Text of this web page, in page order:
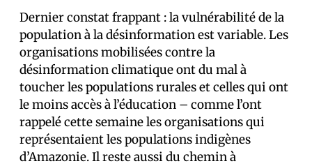
Dernier constat frappant : la vulnérabilité de la
population à la désinformation est variable. Les
organisations mobilisées contre la
désinformation climatique ont du mal à
toucher les populations rurales et celles qui ont
le moins accès à l’éducation – comme l’ont
rappelé cette semaine les organisations qui
représentaient les populations indigènes
d’Amazonie. Il reste aussi du chemin à